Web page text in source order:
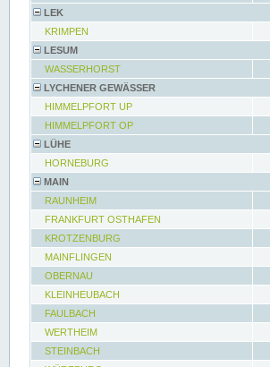
LEK
KRIMPEN
LESUM
WASSERHORST
LYCHENER GEWÄSSER
HIMMELPFORT UP
HIMMELPFORT OP
LÜHE
HORNEBURG
MAIN
RAUNHEIM
FRANKFURT OSTHAFEN
KROTZENBURG
MAINFLINGEN
OBERNAU
KLEINHEUBACH
FAULBACH
WERTHEIM
STEINBACH